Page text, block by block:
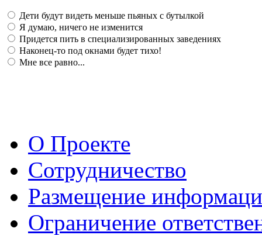
Дети будут видеть меньше пьяных с бутылкой
Я думаю, ничего не изменится
Придется пить в специализированных заведениях
Наконец-то под окнами будет тихо!
Мне все равно...
О Проекте
Сотрудничество
Размещение
Ограничение